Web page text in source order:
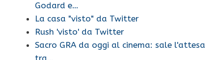
Godard e…
La casa "visto" da Twitter
Rush 'visto' da Twitter
Sacro GRA da oggi al cinema: sale l'attesa